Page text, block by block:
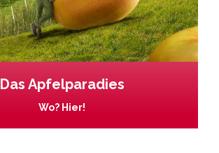
Das Apfelparadies
Wo? Hier!